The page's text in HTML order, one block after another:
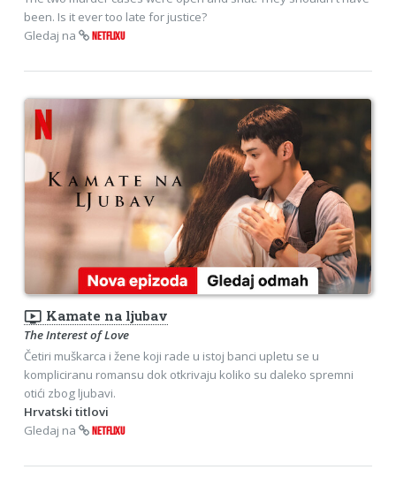
been. Is it ever too late for justice?
Gledaj na
NETFLIXU
ondemand_video Kamate na ljubav
The Interest of Love
Četiri muškarca i žene koji rade u istoj banci upletu se u
kompliciranu romansu dok otkrivaju koliko su daleko spremni
otići zbog ljubavi.
Hrvatski titlovi
Gledaj na
NETFLIXU